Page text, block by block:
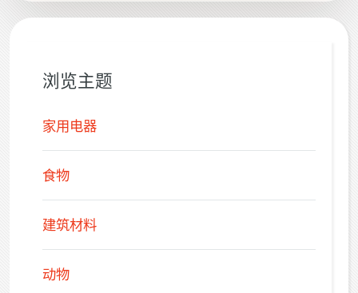
浏览主题
家用电器
食物
建筑材料
动物